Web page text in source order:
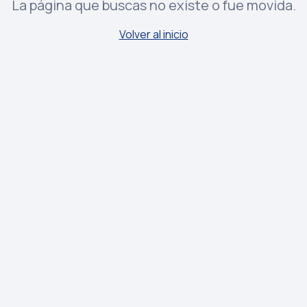
La página que buscas no existe o fue movida.
Volver al inicio